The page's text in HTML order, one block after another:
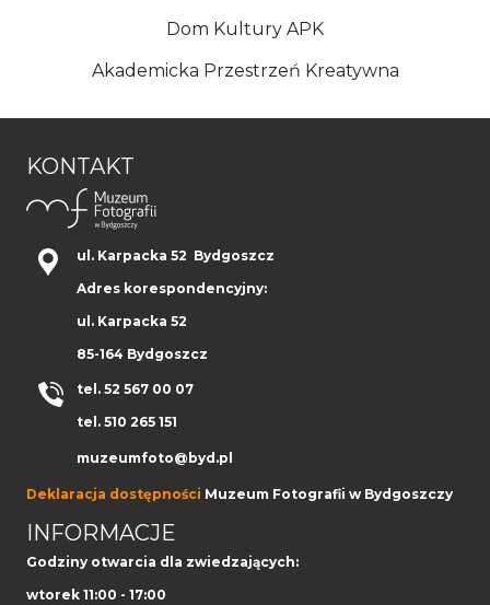
Dom Kultury APK
Akademicka Przestrzeń Kreatywna
KONTAKT
ul. Karpacka 52 Bydgoszcz
Adres korespondencyjny:
ul. Karpacka 52
85-164 Bydgoszcz
tel. 52 567 00 07
tel. 510 265 151
muzeumfoto@byd.pl
Deklaracja dostępności Muzeum Fotografii w Bydgoszczy
INFORMACJE
Godziny otwarcia dla zwiedzających:
wtorek 11:00 - 17:00